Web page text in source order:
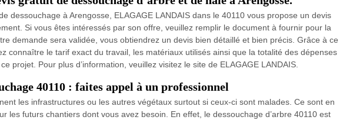
dessouchage à Arengosse, ELAGAGE LANDAIS dans le 40110 vous propose un devis
Si vous êtes intéressés par son offre, veuillez remplir le document à fournir pour la
demande sera validée, vous obtiendrez un devis bien détaillé et bien précis. Grâce à ce
connaître le tarif exact du travail, les matériaux utilisés ainsi que la totalité des dépenses
projet. Pour plus d’information, veuillez visitez le site de ELAGAGE LANDAIS.
40110 : faites appel à un professionnel
les infrastructures ou les autres végétaux surtout si ceux-ci sont malades. Ce sont en
les futurs chantiers dont vous avez besoin. En effet, le dessouchage d’arbre 40110 est